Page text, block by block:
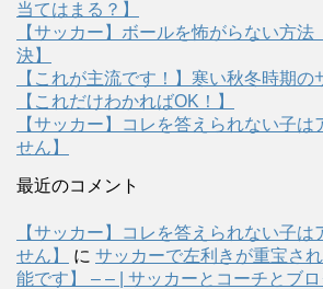
当てはまる？】
【サッカー】ボールを怖がらない方
決】
【これが主流です！】寒い秋冬時期
【これだけわかればOK！】
【サッカー】コレを答えられない子は
せん】
最近のコメント
【サッカー】コレを答えられない子は
せん】
に サッカーで左利きが重宝さ
能です】 – – | サッカーとコーチとブ